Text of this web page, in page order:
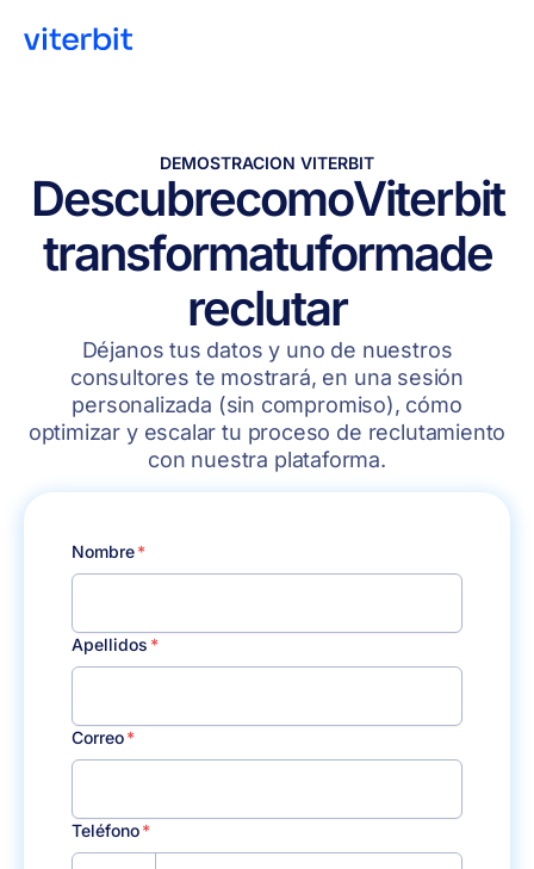
DEMOSTRACION VITERBIT
DescubrecomoViterbit
transformatuformade
reclutar
Déjanos tus datos y uno de nuestros
consultores te mostrará, en una sesión
personalizada (sin compromiso), cómo
optimizar y escalar tu proceso de reclutamiento
con nuestra plataforma.
Nombre
Apellidos
Correo
Teléfono